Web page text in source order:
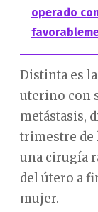
operado
Distinta es
uterino con
metástasis,
trimestre de
una cirugía
del útero a
mujer.